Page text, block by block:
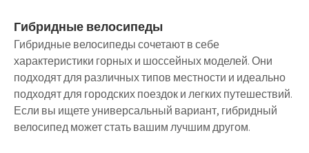
Гибридные велосипеды
Гибридные велосипеды сочетают в себе
характеристики горных и шоссейных моделей. Они
подходят для различных типов местности и идеально
подходят для городских поездок и легких путешествий.
Если вы ищете универсальный вариант, гибридный
велосипед может стать вашим лучшим другом.